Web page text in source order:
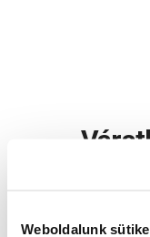
Weboldalunk